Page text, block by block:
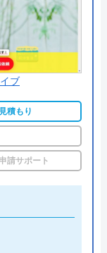
ブ
積もり
請サポート